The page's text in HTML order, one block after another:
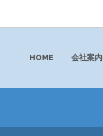
HOME 会社案内